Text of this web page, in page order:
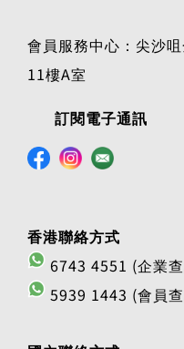
會員服務中心：尖沙
11樓A室
訂閱電子通訊
香港聯絡方式
6743 4551 (企業
5939 1443 (會員